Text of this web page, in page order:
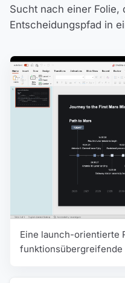
Sucht nach einer Folie,
Entscheidungspfad in
Eine launch-orientierte
funktionsübergreifende